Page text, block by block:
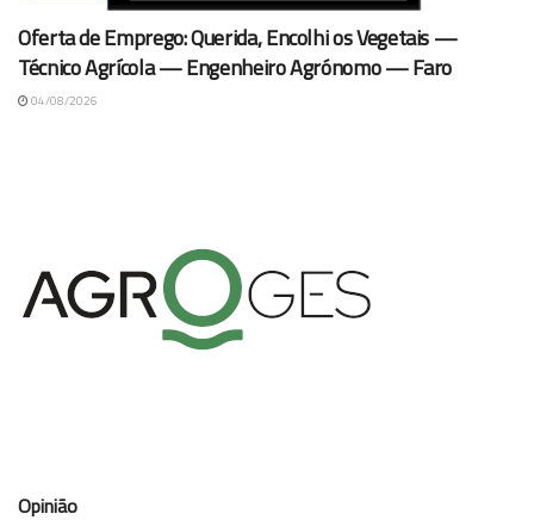
Oferta de Emprego: Querida, Encolhi os Vegetais —
Técnico Agrícola — Engenheiro Agrónomo — Faro
04/08/2026
Opinião